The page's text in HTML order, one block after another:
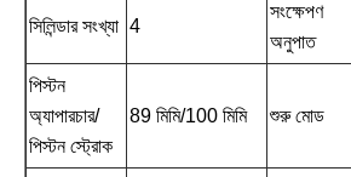
সিলিন্ডার সংখ্যা 4
সংক্ষেপণ
অনুপাত
পিস্টন
অ্যাপারচার/
পিস্টন স্ট্রোক
89 মিমি/100 মিমি শুরু মোড